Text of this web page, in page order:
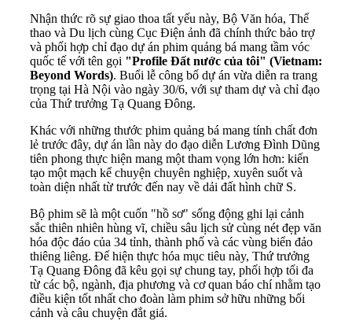
Nhận thức rõ sự giao thoa tất yếu này, Bộ Văn hóa, Thể
thao và Du lịch cùng Cục Điện ảnh đã chính thức bảo trợ
và phối hợp chỉ đạo dự án phim quảng bá mang tầm vóc
quốc tế với tên gọi "Profile Đất nước của tôi" (Vietnam:
Beyond Words). Buổi lễ công bố dự án vừa diễn ra trang
trọng tại Hà Nội vào ngày 30/6, với sự tham dự và chỉ đạo
của Thứ trưởng Tạ Quang Đông.
Khác với những thước phim quảng bá mang tính chất đơn
lẻ trước đây, dự án lần này do đạo diễn Lương Đình Dũng
tiên phong thực hiện mang một tham vọng lớn hơn: kiến
tạo một mạch kể chuyện chuyên nghiệp, xuyên suốt và
toàn diện nhất từ trước đến nay về dải đất hình chữ S.
Bộ phim sẽ là một cuốn "hồ sơ" sống động ghi lại cảnh
sắc thiên nhiên hùng vĩ, chiều sâu lịch sử cùng nét đẹp văn
hóa độc đáo của 34 tỉnh, thành phố và các vùng biển đảo
thiêng liêng. Để hiện thực hóa mục tiêu này, Thứ trưởng
Tạ Quang Đông đã kêu gọi sự chung tay, phối hợp tối đa
từ các bộ, ngành, địa phương và cơ quan báo chí nhằm tạo
điều kiện tốt nhất cho đoàn làm phim sở hữu những bối
cảnh và câu chuyện đắt giá.